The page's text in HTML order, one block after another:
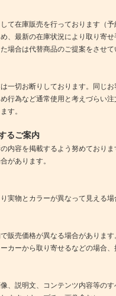
て在庫販売を行っております（
、最新の在庫状況により取り寄
場合は代替商品のご提案をさせて
一切お断りしております。同じ
行為など通常使用と考えづらい
す。
るご案内
内容を掲載するよう努めており
があります。
実物とカラーが異なって見える
販売価格が異なる場合がありま
カーから取り寄せるなどの場合
、説明文、コンテンツ内容等の